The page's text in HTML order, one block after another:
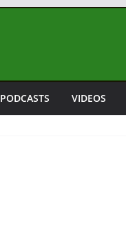
PODCASTS VIDEOS